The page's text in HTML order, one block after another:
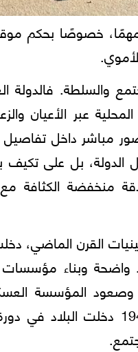
مهمًا، خصوصًا بحكم
والسلطة. فالدولة
عبر الأعيان
داخل تفاصيل
الدولة، بل على
الكثافة مع
القرن الماضي،
وبناء مؤسسات
المؤسسة
تشكيل السلطة، ومنذ انقلاب